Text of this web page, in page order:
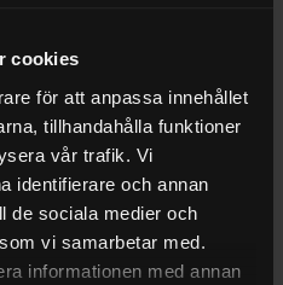
cookies
för att anpassa innehållet
tillhandahålla funktioner
vår trafik. Vi
identifierare och annan
de sociala medier och
vi samarbetar med.
informationen med annan